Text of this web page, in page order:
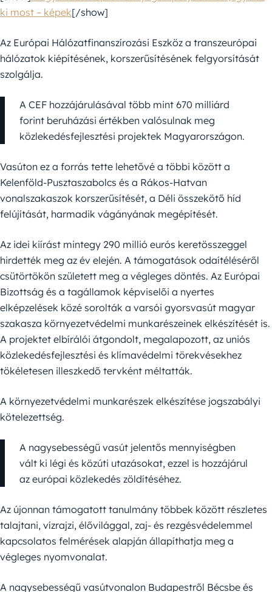
ki most – képek[/show]
Az Európai Hálózatfinanszírozási Eszköz a transzeurópai
hálózatok kiépítésének, korszerűsítésének felgyorsítását
szolgálja.
A CEF hozzájárulásával több mint 670 milliárd
forint beruházási értékben valósulnak meg
közlekedésfejlesztési projektek Magyarországon.
Vasúton ez a forrás tette lehetővé a többi között a
Kelenföld-Pusztaszabolcs és a Rákos-Hatvan
vonalszakaszok korszerűsítését, a Déli összekötő híd
felújítását, harmadik vágányának megépítését.
Az idei kiírást mintegy 290 millió eurós keretösszeggel
hirdették meg az év elején. A támogatások odaítéléséről
csütörtökön született meg a végleges döntés. Az Európai
Bizottság és a tagállamok képviselői a nyertes
elképzelések közé sorolták a varsói gyorsvasút magyar
szakasza környezetvédelmi munkarészeinek elkészítését is.
A projektet elbírálói átgondolt, megalapozott, az uniós
közlekedésfejlesztési és klímavédelmi törekvésekhez
tökéletesen illeszkedő tervként méltatták.
A környezetvédelmi munkarészek elkészítése jogszabályi
kötelezettség.
A nagysebességű vasút jelentős mennyiségben
vált ki légi és közúti utazásokat, ezzel is hozzájárul
az európai közlekedés zöldítéséhez.
Az újonnan támogatott tanulmány többek között részletes
talajtani, vízrajzi, élővilággal, zaj- és rezgésvédelemmel
kapcsolatos felmérések alapján állapíthatja meg a
végleges nyomvonalat.
A nagysebességű vasútvonalon Budapestről Bécsbe és